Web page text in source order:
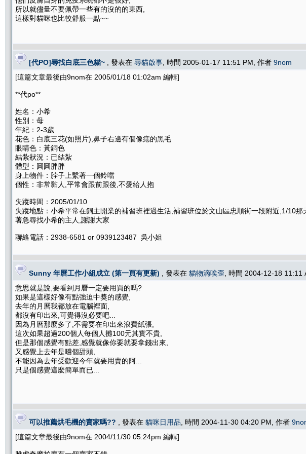
所以就儘量不要佩帶一些有的沒的的東西,
這樣對貓咪也比較舒服一點~~
[代PO]尋找白底三色貓~ , 發表在 尋貓啟事 , 時間 2005-01-17 11:51 PM, 作者 9nom
[這篇文章最後由9nom在 2005/01/18 01:02am 編輯]
**代po**
姓名：小希
性別：母
年紀：2-3歲
花色：白底三花(如照片),鼻子右邊有個像痣的黑毛
眼睛色：黃銅色
結紮狀況：已結紮
體型：圓圓胖胖
身上物件：脖子上繫著一個鈴噹
個性：非常黏人,平常會跟前跟後,不愛給人抱
失蹤時間：2005/01/10
失蹤地點：小希平常在飼主開業的補習班裡過生活,補習班位於文山區忠順街一段附近,1/10
著急尋找小希的主人,謝謝大家
聯絡電話：2938-6581 or 0939123487 吳小姐
Sunny 年曆工作小組成立 (第一頁有更新) , 發表在 貓物滴唉歪 , 時間 2004-12-18 11:11
意思就是說,要看到月曆一定要用買的嗎?
如果是這樣好像有點強迫中獎的感覺,
去年的月曆我都放在電腦裡面,
都沒有印出來,可覺得沒必要吧...
因為月曆那麼多了,不需要在印出來浪費紙張,
這次如果超過200個人每個人攤100元其實不貴,
但是那個感覺有點差,感覺就像你要就要拿錢出來,
又感覺上去年是嚐個甜頭,
不能因為去年受歡迎今年就要用賣的阿...
只是個感覺這麼簡單而已...
可以推薦烘毛機的賣家嗎?? , 發表在 貓咪日用品 , 時間 2004-11-30 04:20 PM, 作者
[這篇文章最後由9nom在 2004/11/30 05:24pm 編輯]